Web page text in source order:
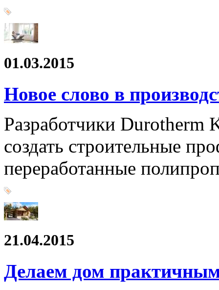
01.03.2015
Новое слово в
Разработчики Durotherm
создать строительные
переработанные
21.04.2015
Делаем дом